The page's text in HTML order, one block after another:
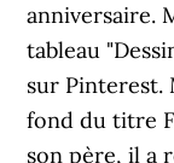
anniversaire.
tableau
sur Pinterest.
fond du titre
son père, il a